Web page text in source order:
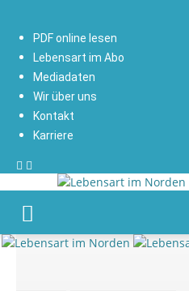
PDF online lesen
Lebensart im Abo
Mediadaten
Wir über uns
Kontakt
Karriere